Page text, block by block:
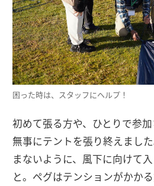
困った時は、スタッフにヘルプ！
初めて張る方や、ひとりで参
無事にテントを張り終えまし
まないように、風下に向けて
と。ペグはテンションがかか